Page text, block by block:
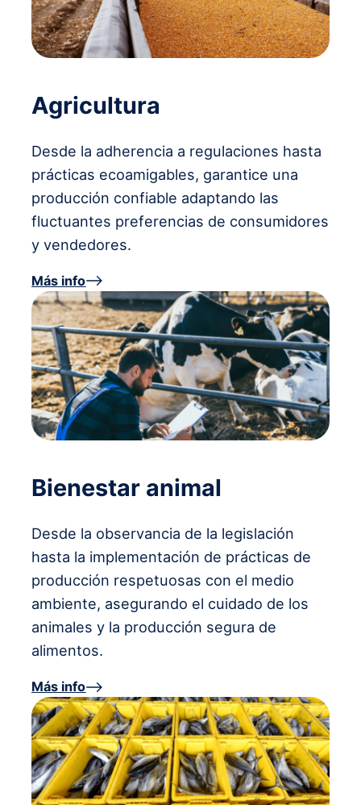
Agricultura
Desde la adherencia a regulaciones hasta
prácticas ecoamigables, garantice una
producción confiable adaptando las
fluctuantes preferencias de consumidores
y vendedores.
Más info
Bienestar animal
Desde la observancia de la legislación
hasta la implementación de prácticas de
producción respetuosas con el medio
ambiente, asegurando el cuidado de los
animales y la producción segura de
alimentos.
Más info